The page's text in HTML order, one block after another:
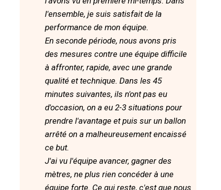
l'ensemble, je suis satisfait de la
performance de mon équipe.
En seconde période, nous avons pris
des mesures contre une équipe difficile
à affronter, rapide, avec une grande
qualité et technique. Dans les 45
minutes suivantes, ils n'ont pas eu
d'occasion, on a eu 2-3 situations pour
prendre l'avantage et puis sur un ballon
arrêté on a malheureusement encaissé
ce but.
J'ai vu l'équipe avancer, gagner des
mètres, ne plus rien concéder à une
équipe forte. Ce qui reste, c'est que nous